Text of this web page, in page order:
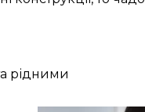
рідними